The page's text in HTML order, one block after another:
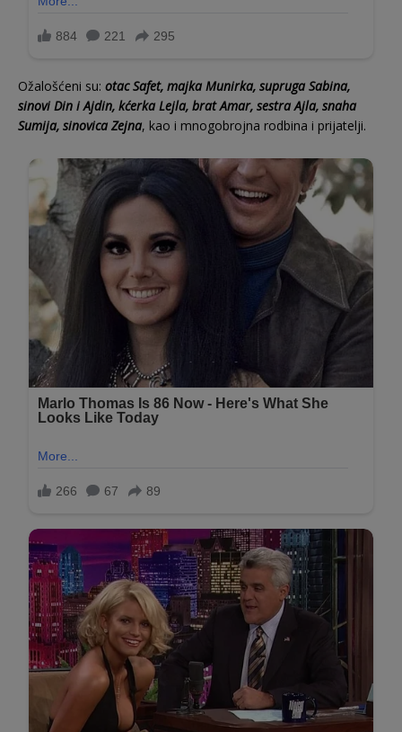
Ožalošćeni su: otac Safet, majka Munirka, supruga Sabina,
sinovi Din i Ajdin, kćerka Lejla, brat Amar, sestra Ajla, snaha
Sumija, sinovica Zejna, kao i mnogobrojna rodbina i prijatelji.